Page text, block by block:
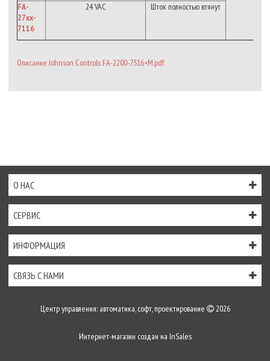
FA-
27xx-
7116
24 VAC Шток полностью втянут
Описание Johnson Controls FA-2200-7516+M.pdf
О НАС
СЕРВИС
ИНФОРМАЦИЯ
СВЯЗЬ С НАМИ
Центр управления: автоматика, софт, проектирование 2026
Интернет-магазин создан на InSales